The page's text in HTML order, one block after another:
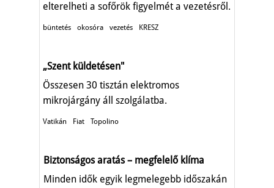
elterelheti a sofőrök figyelmét a vezetésről.
büntetés okosóra vezetés KRESZ
„Szent küldetésen"
Összesen 30 tisztán elektromos
mikrojárgány áll szolgálatba.
Vatikán Fiat Topolino
Biztonságos aratás – megfelelő klíma
Minden idők egyik legmelegebb időszakán